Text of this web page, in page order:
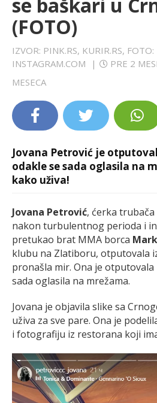
LIFESTYLE
(FOTO)
IZVOR: PINK.RS, KURIR.RS, FOTO:
INSTAGRAM.COM
| PRE 2
MESECA
Jovana Petrović je
odakle se sada oglasila na
kako uživa!
Jovana Petrović, ćerka trubača
nakon turbulentnog perioda i
pretukao brat MMA borca
klubu na Zlatiboru, otputovala
pronašla mir. Ona je
sada oglasila na mrežama.
Jovana je objavila slike sa
uživa za sve pare. Ona je
i fotografiju iz restorana koji